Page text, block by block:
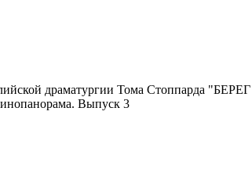
драматургии Тома Стоппарда
Выпуск 3